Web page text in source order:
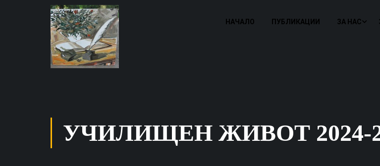
НАЧАЛО ПУБЛИКАЦИИ ЗА НАС
УЧИЛИЩЕН ЖИВОТ 2024-